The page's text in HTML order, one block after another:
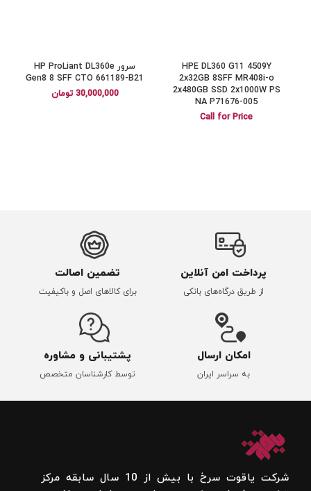
HPE DL360 G11 4509Y
2x32GB 8SFF MR408i-o
2x480GB SSD 2x1000W PS
NA P71676-005
Call for Price
سرور HP ProLiant DL360e
Gen8 8 SFF CTO 661189-B21
30,000,000 تومان
پرداخت امن آنلاین
از طریق درگاه‌های بانکی
تضمین اصالت
برای کالاهای اصل و باکیفیت
امکان ارسال
به سراسر ایران
پشتیبانی و مشاوره
توسط کارشناسان متخصص
شرکت یاقوت سرخ با بیش از 10 سال سابقه مرکز